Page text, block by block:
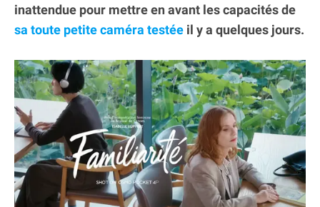
inattendue pour mettre en avant les capacités de
sa toute petite caméra testée il y a quelques jours.